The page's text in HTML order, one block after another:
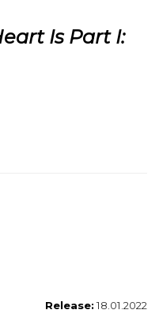
Is Part I:
Release:18.01.2022